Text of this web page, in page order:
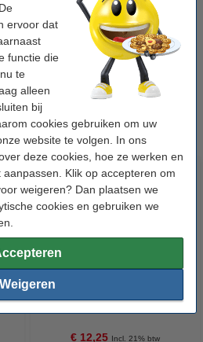
ervoor dat
functie die
te
alleen
bij
cookies gebruiken om uw
website te volgen. In ons
deze cookies, hoe ze werken en
Klik op accepteren om
weigeren? Dan plaatsen we
cookies en gebruiken we
Weigeren
camera
Tail
producten
Fujifilm instax mini film Rainbow
(10 vellen)
€ 12,25 Incl. 21% btw